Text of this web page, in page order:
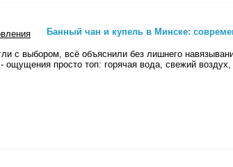
Банный чан и купель в Минске:
с выбором, всё объяснили без лишнего
просто топ: горячая вода, свежий